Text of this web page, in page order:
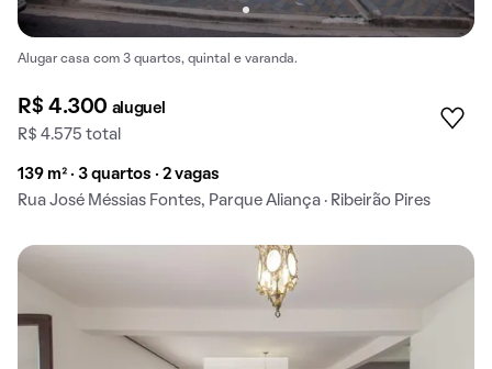
Alugar casa com 3 quartos, quintal e varanda.
R$ 4.300 aluguel
R$ 4.575 total
139 m² · 3 quartos · 2 vagas
Rua José Méssias Fontes, Parque Aliança · Ribeirão Pires